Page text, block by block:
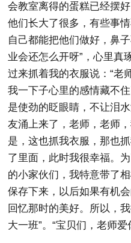
会教室离得的蛋糕已经摆
他们长大了很多，有些事
自己都能把他们做好，鼻
业会还怎么开呀”，心里真
过来抓着我的衣服说：“老
我一下子心里的感情藏不
是使劲的眨眼睛，不让泪
友涌上来了，老师，老师
是，这也抓我衣服，那也
了里面，此时我很幸福。
的小家伙们，我特意带了
保存下来，以后如果有机
回忆那时的美好。所以，
大一班”。“宝贝们，老师爱